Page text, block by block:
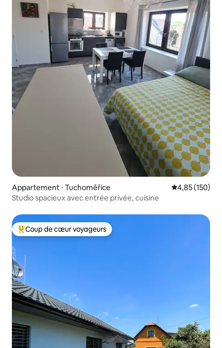
Appartement ⋅ Tuchoměřice Évaluation
4,85 (150)
Studio spacieux avec entrée privée, cuisine
Coups de cœur voyageurs les plus appréciés
Coup de cœur voyageurs